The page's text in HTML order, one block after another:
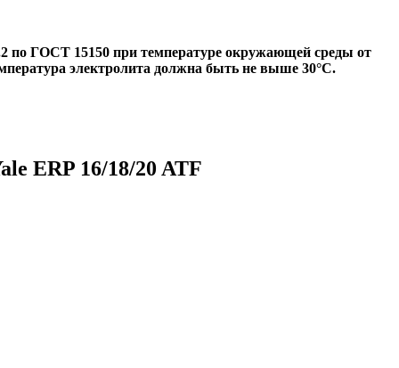
по ГОСТ 15150 при температуре окружающей среды от
электролита должна быть не выше 30°С.
ERP 16/18/20 ATF